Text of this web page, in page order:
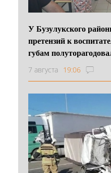
У Бузулукского
претензий к
губам
7 августа 19:06